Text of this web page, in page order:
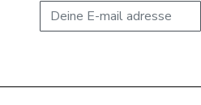
E-mail adresse